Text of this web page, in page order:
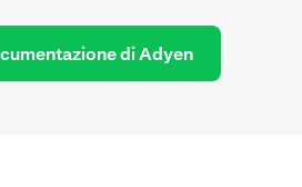
di Adyen